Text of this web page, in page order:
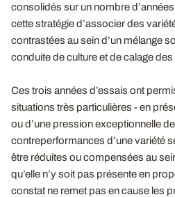
consolidés sur un nombre
cette stratégie d’associer des
contrastées au sein d’un mélange
conduite de culture et de calage
Ces trois années d’essais ont
situations très particulières - en
ou d’une pression exceptionnelle
contreperformances d’une variété
être réduites ou compensées au
qu’elle n’y soit pas présente en
constat ne remet pas en cause les